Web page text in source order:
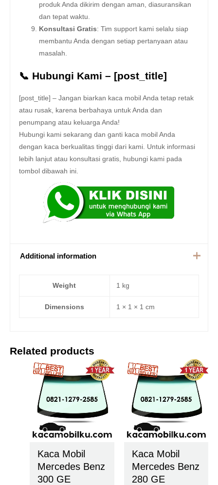
produk Anda dikirim dengan aman, diasuransikan
dan tepat waktu.
Konsultasi Gratis: Tim support kami selalu siap
membantu Anda dengan setiap pertanyaan atau
masalah.
📞 Hubungi Kami – [post_title]
[post_title] – Jangan biarkan kaca mobil Anda tetap retak
atau rusak, karena berbahaya untuk Anda dan
penumpang atau keluarga Anda!
Hubungi kami sekarang dan ganti kaca mobil Anda
dengan kaca berkualitas tinggi dari kami. Untuk informasi
lebih lanjut atau konsultasi gratis, hubungi kami pada
tombol dibawah ini.
Additional information
Weight 1 kg
Dimensions 1 × 1 × 1 cm
Related products
Kaca Mobil
Mercedes Benz
300 GE
Kaca Mobil
Mercedes Benz
280 GE